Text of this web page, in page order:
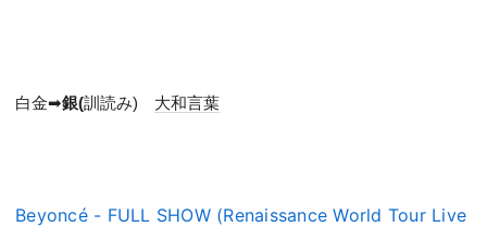
白金➡銀(訓読み) 大和言葉
Beyoncé - FULL SHOW (Renaissance World Tour Live